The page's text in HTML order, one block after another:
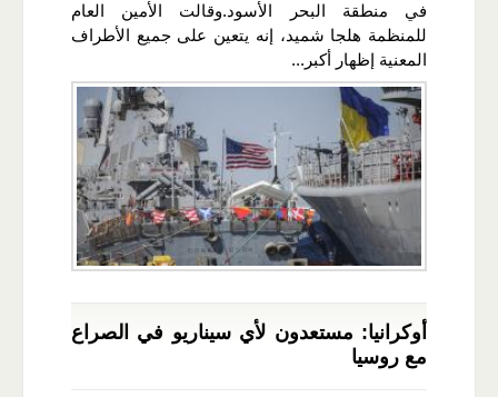
في منطقة البحر الأسود.وقالت الأمين العام
للمنظمة هلجا شميد، إنه يتعين على جميع الأطراف
المعنية إظهار أكبر...
أوكرانيا: مستعدون لأي سيناريو في الصراع
مع روسيا